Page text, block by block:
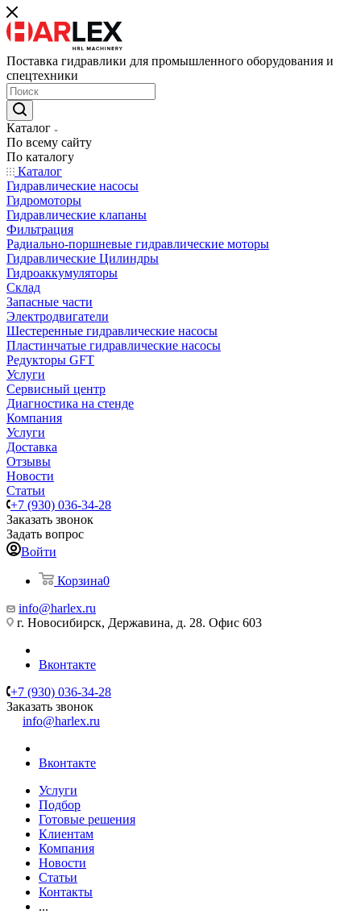
Поставка гидравлики для промышленного оборудования и
спецтехники
Каталог
По всему сайту
По каталогу
Каталог
Гидравлические насосы
Гидромоторы
Гидравлические клапаны
Фильтрация
Радиально-поршневые гидравлические моторы
Гидравлические Цилиндры
Гидроаккумуляторы
Склад
Запасные части
Электродвигатели
Шестеренные гидравлические насосы
Пластинчатые гидравлические насосы
Редукторы GFT
Услуги
Сервисный центр
Диагностика на стенде
Компания
Услуги
Доставка
Отзывы
Новости
Статьи
+7 (930) 036-34-28
Заказать звонок
Задать вопрос
Войти
Корзина0
info@harlex.ru
г. Новосибирск, Державина, д. 28. Офис 603
Вконтакте
+7 (930) 036-34-28
Заказать звонок
info@harlex.ru
Вконтакте
Услуги
Подбор
Готовые решения
Клиентам
Компания
Новости
Статьи
Контакты
...